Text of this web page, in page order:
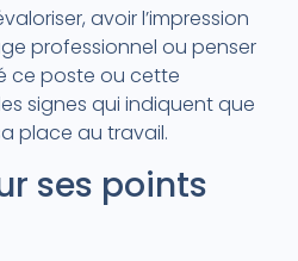
avoir l’impression
professionnel ou penser
ce poste ou cette
signes qui indiquent que
place au travail.
ses points